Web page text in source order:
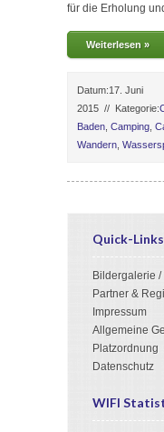
für die Erholung
Weiterlesen »
Datum:17. Juni
2015 // Kategorie:
Baden Camping
Wandern
Quick-Links
Bildergalerie
Partner &
Impressum
Allgemeine
Platzordnung
Datenschutz
WIFI